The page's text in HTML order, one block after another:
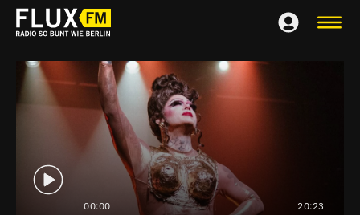
00:00 20:23